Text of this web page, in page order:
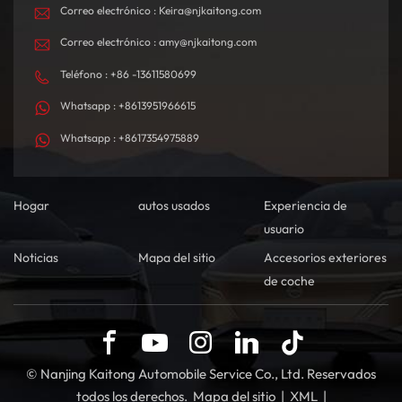
Correo electrónico : Keira@njkaitong.com
Correo electrónico : amy@njkaitong.com
Teléfono : +86 -13611580699
Whatsapp : +8613951966615
Whatsapp : +8617354975889
Hogar autos usados
Experiencia de
usuario
Noticias
Mapa del sitio
Accesorios exteriores
de coche
© Nanjing Kaitong Automobile Service Co., Ltd. Reservados
todos los derechos. Mapa del sitio | XML |